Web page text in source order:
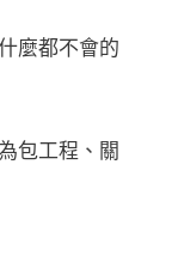
麼都不會的
包工程、關